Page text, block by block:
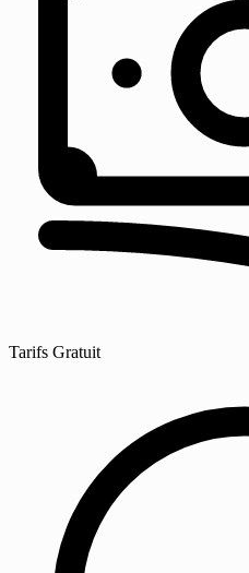
Tarifs Gratuit